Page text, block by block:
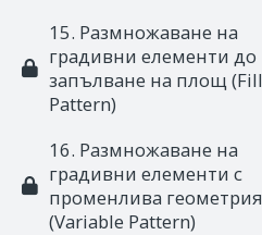
15. Размножаване на
градивни елементи до
запълване на площ (Fill
Pattern)
16. Размножаване на
градивни елементи с
променлива геометрия
(Variable Pattern)